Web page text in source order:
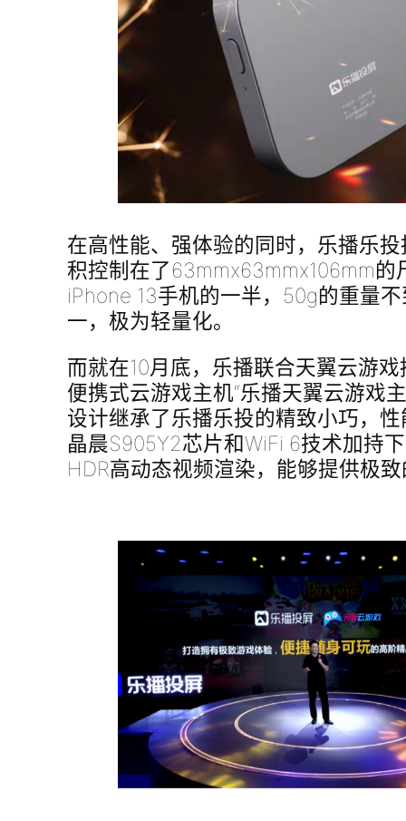
在高性能、强体验的同时，乐播乐
积控制在了63mmx63mmx106mm的
iPhone 13手机的一半，50g的重量
一，极为轻量化。
而就在10月底，乐播联合天翼云游
便携式云游戏主机“乐播天翼云游戏
设计继承了乐播乐投的精致小巧，
晶晨S905Y2芯片和WiFi 6技术加持
HDR高动态视频渲染，能够提供极